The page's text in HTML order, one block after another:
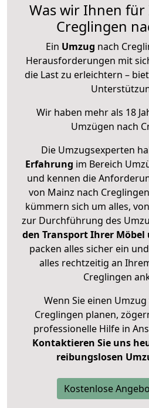
Was wir Ihnen
Creglingen
Ein Umzug nach
Herausforderungen mit
die Last zu erleichtern –
Wir haben mehr als 18
Umzügen nach
Die Umzugsexperten
Erfahrung im Bereich
und kennen die
von Mainz nach
kümmern sich um alles,
zur Durchführung des
den Transport Ihrer
packen alles sicher ein
alles rechtzeitig an
Creglingen
Wenn Sie einen
Creglingen planen,
professionelle Hilfe in
Kontaktieren Sie uns
reibungslosen
Kostenlose